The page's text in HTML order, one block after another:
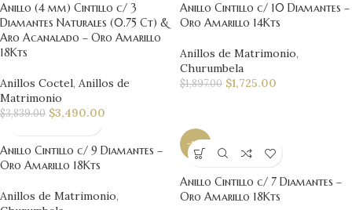
Anillo (4 mm) Cintillo c/ 3
Diamantes Naturales (0.75 Ct) &
Aro Acanalado – Oro Amarillo
18Kts
Anillos Coctel, Anillos de
Matrimonio
$3,839.00 $3,490.00
Anillo Cintillo c/ 10 Diamantes –
Oro Amarillo 14Kts
Anillos de Matrimonio,
Churumbela
$1,897.00 $1,725.00
Anillo Cintillo c/ 9 Diamantes –
Oro Amarillo 18Kts
Anillos de Matrimonio,
-11%
Anillo Cintillo c/ 7 Diamantes –
Oro Amarillo 18Kts